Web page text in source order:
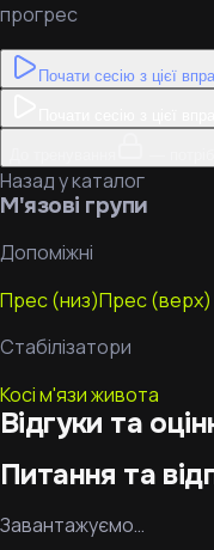
прогрес
Почати сесію з цієї
Назад у каталог
М'язові групи
Допоміжні
Прес (низ)Прес (верх)
Стабілізатори
Косі м'язи живота
Відгуки та
Питання та
Завантажуємо…